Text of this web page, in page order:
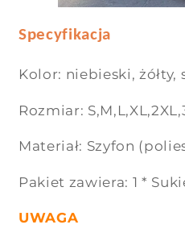
Specyfikacja
Kolor: niebieski, żółty,
Rozmiar:
Materiał: Szyfon
Pakiet zawiera: 1 *
UWAGA